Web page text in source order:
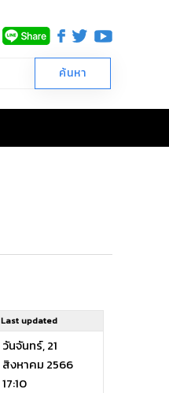
Last updated
วันจันทร์, 21
สิงหาคม 2566
17:10